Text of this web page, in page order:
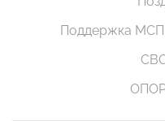
Поддержка